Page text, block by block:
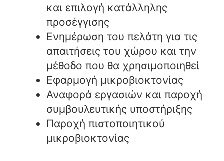
και επιλογή κατάλληλης
προσέγγισης
Ενημέρωση του πελάτη για τις
απαιτήσεις του χώρου και την
μέθοδο που θα χρησιμοποιηθεί
Εφαρμογή μικροβιοκτονίας
Αναφορά εργασιών και παροχή
συμβουλευτικής υποστήριξης
Παροχή πιστοποιητικού
μικροβιοκτονίας